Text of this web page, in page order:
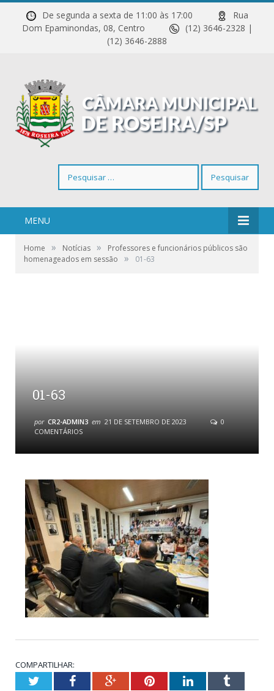
De segunda a sexta de 11:00 às 17:00
Rua
Dom Epaminondas, 08, Centro
(12) 3646-2328 |
(12) 3646-2888
por:
MENU
Home » Notícias »
Professores e funcionários públicos são
homenageados em sessão
» 01-63
01-63
por CR2-ADMIN3 em 21 DE SETEMBRO DE 2023
0
COMENTÁRIOS
COMPARTILHAR:
TwitterFacebookGoogle+PinterestLinkedInTumblr